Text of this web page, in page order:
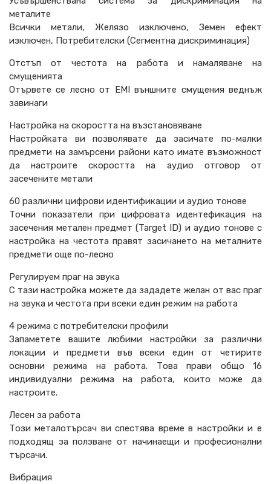
металите
Всички метали, Желязо изключено, Земен ефект
изключен, Потребителски (Сегментна дискриминация)
Отстъп от честота на работа и намаляване на
смущенията
Отървете се лесно от EMI външните смущения веднъж
завинаги
Настройка на скоростта на възстановяване
Настройката ви позволявате да засичате по-малки
предмети на замърсени райони като имате възможност
да настроите скоростта на аудио отговор от
засечените метали
60 различни цифрови идентификации и аудио тонове
Точни показатели при цифровата идентефикация на
засечения метален предмет (Target ID) и аудио тонове с
настройка на честота правят засичането на металните
предмети още по-лесно
Регулируем праг на звука
С тази настройка можете да зададете желан от вас праг
на звука и честота при всеки един режим на работа
4 режима с потребителски профили
Запаметете вашите любими настройки за различни
локации и предмети във всеки един от четирите
основни режима на работа. Това прави общо 16
индивидуални режима на работа, които може да
настроите.
Лесен за работа
Този металотърсач ви спестява време в настройки и е
подходящ за ползване от начинаещи и професионални
търсачи.
Вибрация